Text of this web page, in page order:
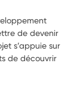
de devenir
s’appuie sur
de découvrir